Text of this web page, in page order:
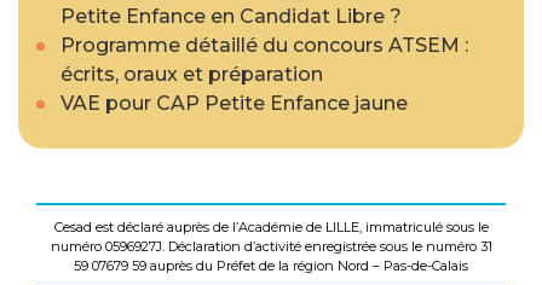
Petite Enfance en Candidat Libre ?
Programme détaillé du concours ATSEM :
écrits, oraux et préparation
VAE pour CAP Petite Enfance jaune
Cesad est déclaré auprès de l’Académie de LILLE, immatriculé sous le
numéro 0596927J. Déclaration d’activité enregistrée sous le numéro 31
59 07679 59 auprès du Préfet de la région Nord – Pas-de-Calais